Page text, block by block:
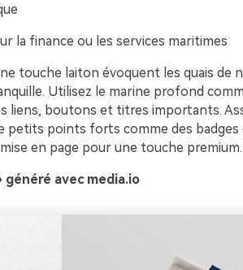
la finance ou les services maritimes
touche laiton évoquent les quais de
Utilisez le marine profond
liens, boutons et titres importants.
petits points forts comme des badges
en page pour une touche premium.
généré avec media.io